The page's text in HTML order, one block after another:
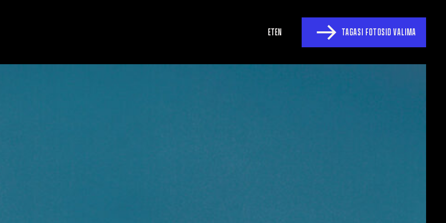
ETEN TAGASI FOTOSID VALIMA